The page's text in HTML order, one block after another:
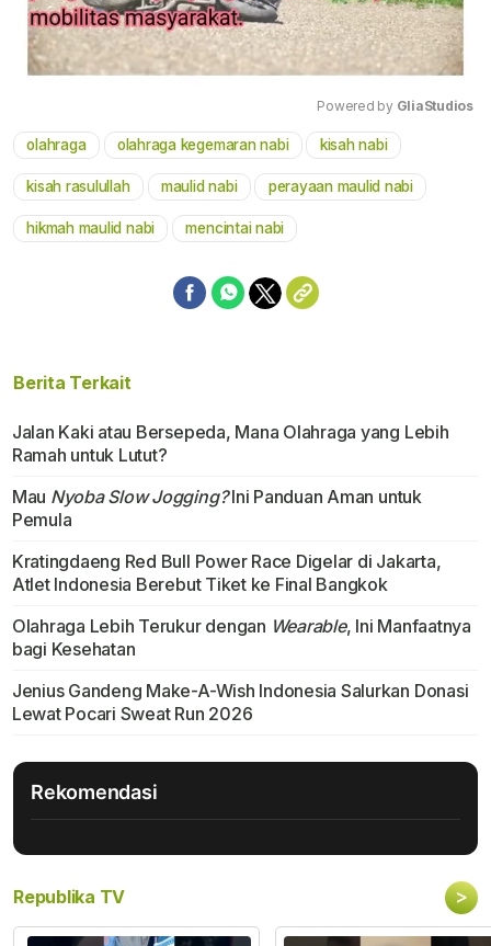
Mute
Powered by GliaStudios
olahraga olahraga kegemaran nabi kisah nabi
kisah rasulullah maulid nabi perayaan maulid nabi
hikmah maulid nabi mencintai nabi
Berita Terkait
Jalan Kaki atau Bersepeda, Mana Olahraga yang Lebih
Ramah untuk Lutut?
Mau Nyoba Slow Jogging?Ini Panduan Aman untuk
Pemula
Kratingdaeng Red Bull Power Race Digelar di Jakarta,
Atlet Indonesia Berebut Tiket ke Final Bangkok
Olahraga Lebih Terukur dengan Wearable, Ini Manfaatnya
bagi Kesehatan
Jenius Gandeng Make-A-Wish Indonesia Salurkan Donasi
Lewat Pocari Sweat Run 2026
Rekomendasi
Republika TV >